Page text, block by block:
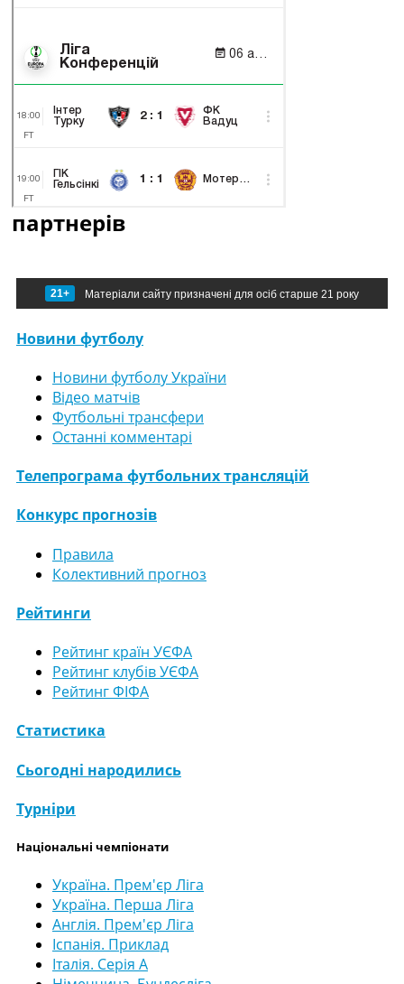
партнерів
21+ Матеріали сайту призначені для осіб старше 21 року
Новини футболу
Новини футболу України
Відео матчів
Футбольні трансфери
Останні комментарі
Телепрограма футбольних трансляцій
Конкурс прогнозів
Правила
Колективний прогноз
Рейтинги
Рейтинг країн УЄФА
Рейтинг клубів УЄФА
Рейтинг ФІФА
Статистика
Сьогодні народились
Турніри
Національні чемпіонати
Україна. Прем'єр Ліга
Україна. Перша Ліга
Англія. Прем'єр Ліга
Іспанія. Приклад
Італія. Серія А